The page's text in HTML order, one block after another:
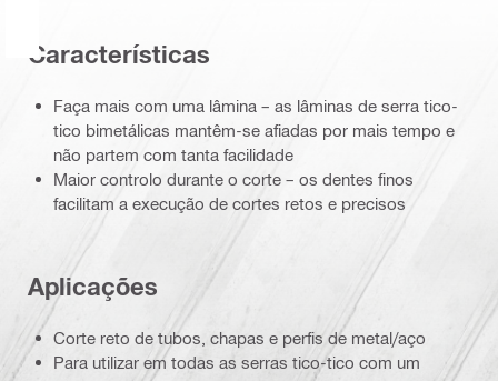
Características
Faça mais com uma lâmina – as lâminas de serra tico-
tico bimetálicas mantêm-se afiadas por mais tempo e
não partem com tanta facilidade
Maior controlo durante o corte – os dentes finos
facilitam a execução de cortes retos e precisos
Aplicações
Corte reto de tubos, chapas e perfis de metal/aço
Para utilizar em todas as serras tico-tico com um